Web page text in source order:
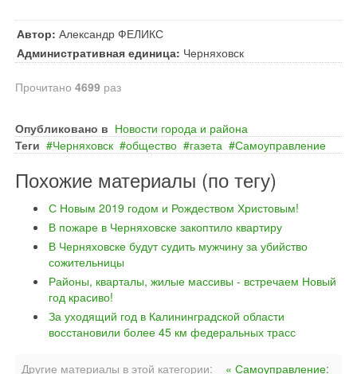
Автор: Александр ФЕЛИКС
Административная единица: Черняховск
Прочитано 4699 раз
Опубликовано в Новости города и района
Теги
Черняховск общество газета Самоуправление
Похожие материалы (по тегу)
С Новым 2019 годом и Рождеством Христовым!
В пожаре в Черняховске закоптило квартиру
В Черняховске будут судить мужчину за убийство
сожительницы
Районы, кварталы, жилые массивы - встречаем Новый
год красиво!
За уходящий год в Калининградской области
восстановили более 45 км федеральных трасс
Другие материалы в этой категории: « Самоуправление: